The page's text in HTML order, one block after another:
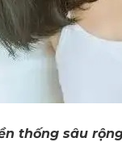
thống sâu